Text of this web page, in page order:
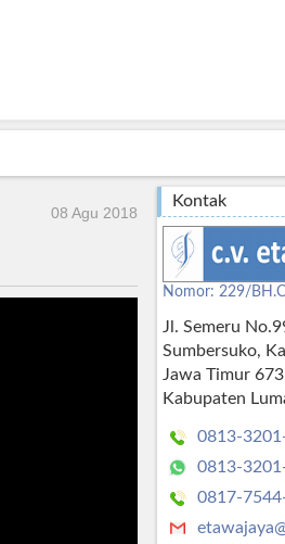
08 Agu 2018
Kontak
Nomor: 229/
Jl. Semeru
Sumbersuko,
Jawa Timur
Kabupaten
0813-
0813-
0817-